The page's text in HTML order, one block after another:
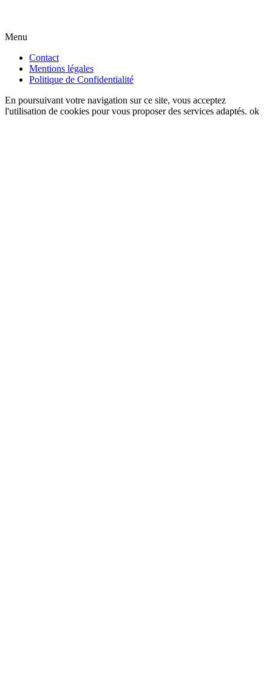
Menu
Contact
Mentions légales
Politique de Confidentialité
En poursuivant votre navigation sur ce site, vous acceptez
l'utilisation de cookies pour vous proposer des services adaptés. ok